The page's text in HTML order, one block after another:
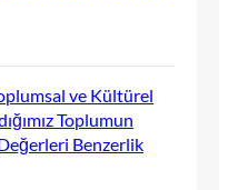
ve Kültürel
Toplumun
Benzerlik